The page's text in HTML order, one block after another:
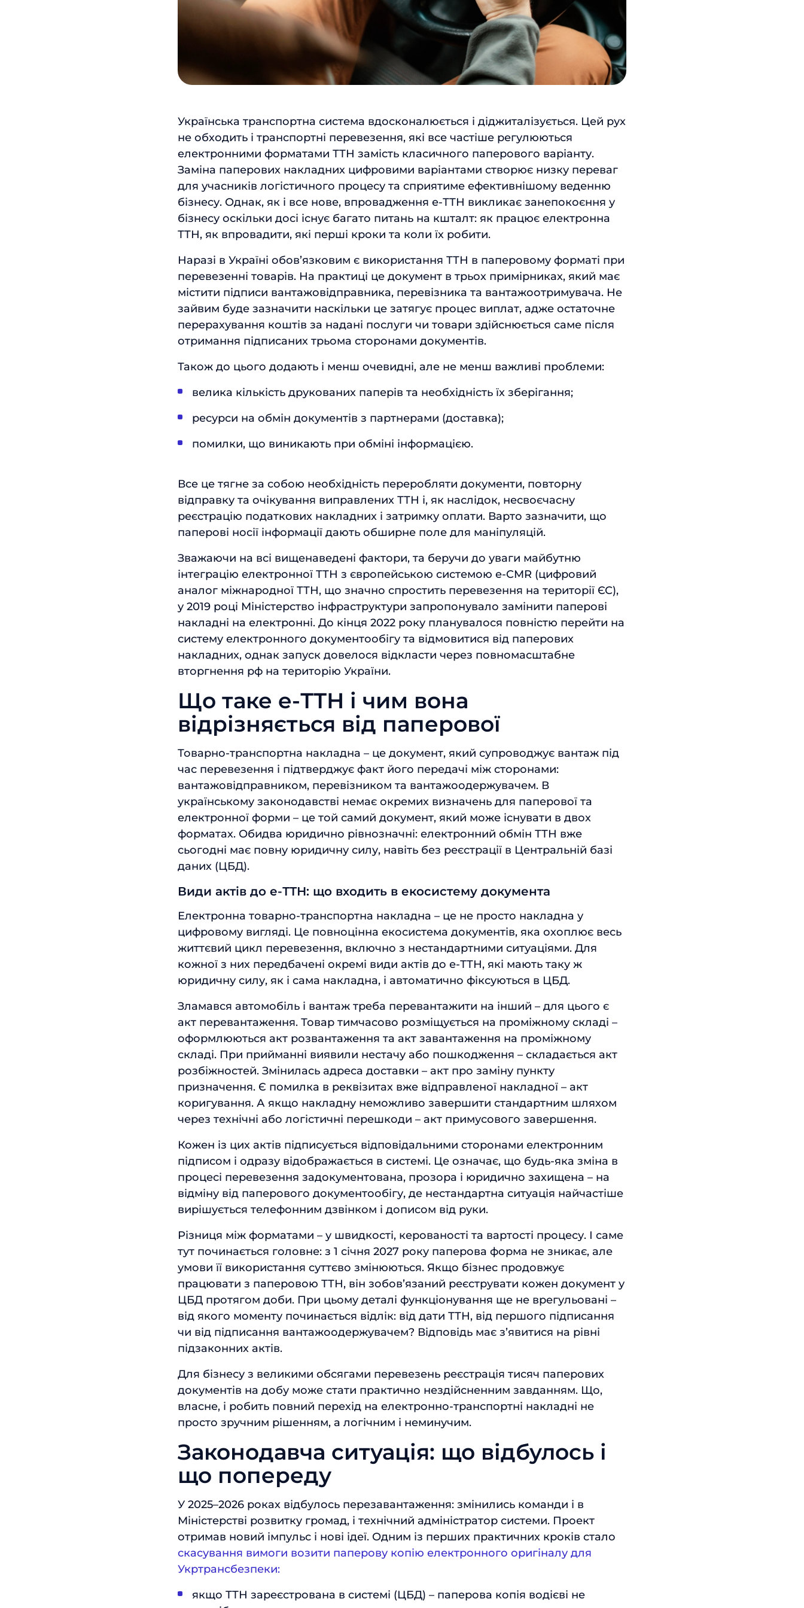
Українська транспортна система вдосконалюється і діджиталізується. Цей рух
не обходить і транспортні перевезення, які все частіше регулюються
електронними форматами ТТН замість класичного паперового варіанту.
Заміна паперових накладних цифровими варіантами створює низку переваг
для учасників логістичного процесу та сприятиме ефективнішому веденню
бізнесу. Однак, як і все нове, впровадження е-ТТН викликає занепокоєння у
бізнесу оскільки досі існує багато питань на кшталт: як працює електронна
ТТН, як впровадити, які перші кроки та коли їх робити.
Наразі в Україні обов’язковим є використання ТТН в паперовому форматі при
перевезенні товарів. На практиці це документ в трьох примірниках, який має
містити підписи вантажовідправника, перевізника та вантажоотримувача. Не
зайвим буде зазначити наскільки це затягує процес виплат, адже остаточне
перерахування коштів за надані послуги чи товари здійснюється саме після
отримання підписаних трьома сторонами документів.
Також до цього додають і менш очевидні, але не менш важливі проблеми:
велика кількість друкованих паперів та необхідність їх зберігання;
ресурси на обмін документів з партнерами (доставка);
помилки, що виникають при обміні інформацією.
Все це тягне за собою необхідність переробляти документи, повторну
відправку та очікування виправлених ТТН і, як наслідок, несвоєчасну
реєстрацію податкових накладних і затримку оплати. Варто зазначити, що
паперові носії інформації дають обширне поле для маніпуляцій.
Зважаючи на всі вищенаведені фактори, та беручи до уваги майбутню
інтеграцію електронної ТТН з європейською системою e-CMR (цифровий
аналог міжнародної ТТН, що значно спростить перевезення на території ЄС),
у 2019 році Міністерство інфраструктури запропонувало замінити паперові
накладні на електронні. До кінця 2022 року планувалося повністю перейти на
систему електронного документообігу та відмовитися від паперових
накладних, однак запуск довелося відкласти через повномасштабне
вторгнення рф на територію України.
Що таке е-ТТН і чим вона
відрізняється від паперової
Товарно-транспортна накладна – це документ, який супроводжує вантаж під
час перевезення і підтверджує факт його передачі між сторонами:
вантажовідправником, перевізником та вантажоодержувачем. В
українському законодавстві немає окремих визначень для паперової та
електронної форми – це той самий документ, який може існувати в двох
форматах. Обидва юридично рівнозначні: електронний обмін ТТН вже
сьогодні має повну юридичну силу, навіть без реєстрації в Центральній базі
даних (ЦБД).
Види актів до е-ТТН: що входить в екосистему документа
Електронна товарно-транспортна накладна – це не просто накладна у
цифровому вигляді. Це повноцінна екосистема документів, яка охоплює весь
життєвий цикл перевезення, включно з нестандартними ситуаціями. Для
кожної з них передбачені окремі види актів до е-ТТН, які мають таку ж
юридичну силу, як і сама накладна, і автоматично фіксуються в ЦБД.
Зламався автомобіль і вантаж треба перевантажити на інший – для цього є
акт перевантаження. Товар тимчасово розміщується на проміжному складі –
оформлюються акт розвантаження та акт завантаження на проміжному
складі. При прийманні виявили нестачу або пошкодження – складається акт
розбіжностей. Змінилась адреса доставки – акт про заміну пункту
призначення. Є помилка в реквізитах вже відправленої накладної – акт
коригування. А якщо накладну неможливо завершити стандартним шляхом
через технічні або логістичні перешкоди – акт примусового завершення.
Кожен із цих актів підписується відповідальними сторонами електронним
підписом і одразу відображається в системі. Це означає, що будь-яка зміна в
процесі перевезення задокументована, прозора і юридично захищена – на
відміну від паперового документообігу, де нестандартна ситуація найчастіше
вирішується телефонним дзвінком і дописом від руки.
Різниця між форматами – у швидкості, керованості та вартості процесу. І саме
тут починається головне: з 1 січня 2027 року паперова форма не зникає, але
умови її використання суттєво змінюються. Якщо бізнес продовжує
працювати з паперовою ТТН, він зобов’язаний реєструвати кожен документ у
ЦБД протягом доби. При цьому деталі функціонування ще не врегульовані –
від якого моменту починається відлік: від дати ТТН, від першого підписання
чи від підписання вантажоодержувачем? Відповідь має з’явитися на рівні
підзаконних актів.
Для бізнесу з великими обсягами перевезень реєстрація тисяч паперових
документів на добу може стати практично нездійсненним завданням. Що,
власне, і робить повний перехід на електронно-транспортні накладні не
просто зручним рішенням, а логічним і неминучим.
Законодавча ситуація: що відбулось і
що попереду
У 2025–2026 роках відбулось перезавантаження: змінились команди і в
Міністерстві розвитку громад, і технічний адміністратор системи. Проект
отримав новий імпульс і нові ідеї. Одним із перших практичних кроків стало
скасування вимоги возити паперову копію електронного оригіналу для
Укртрансбезпеки:
якщо ТТН зареєстрована в системі (ЦБД) – паперова копія водієві не
Відправити